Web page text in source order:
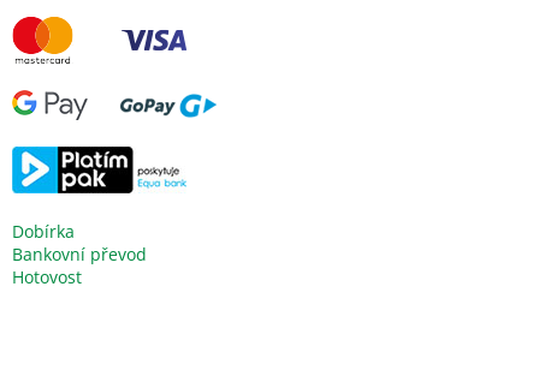
Dobírka
Bankovní převod
Hotovost